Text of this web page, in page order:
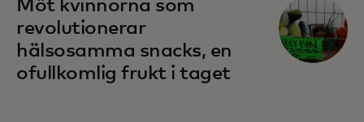
Möt kvinnorna som
revolutionerar
hälsosamma snacks, en
ofullkomlig frukt i taget